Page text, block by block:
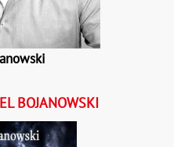
BOJANOWSKI